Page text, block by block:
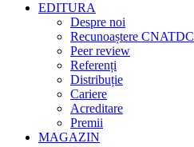
EDITURA
Despre noi
Recunoaștere
Peer review
Referenți
Distribuție
Cariere
Acreditare
Premii
MAGAZIN